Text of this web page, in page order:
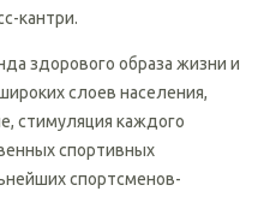
кантри.
здорового образа жизни и
слоев населения,
стимуляция каждого
спортивных
спортсменов-